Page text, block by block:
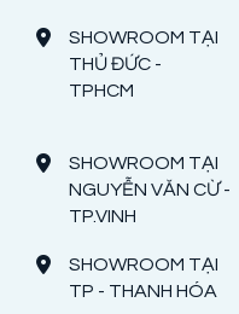
SHOWROOM TẠI
THỦ ĐỨC -
TPHCM
SHOWROOM TẠI
NGUYỄN VĂN CỪ -
TP.VINH
SHOWROOM TẠI
TP - THANH HÓA